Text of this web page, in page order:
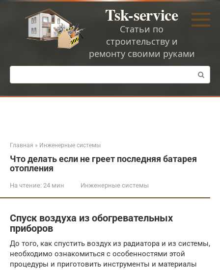
Перейти
Tsk-service
Статьи по
строительству и
ремонту своими руками
Поиск:
Главная » Инженерные системы
Что делать если не греет последняя батарея
отопления
На чтение: 24 мин Инженерные системы
Спуск воздуха из обогревательных
приборов
До того, как спустить воздух из радиатора и из системы,
необходимо ознакомиться с особенностями этой
процедуры и приготовить инструменты и материалы